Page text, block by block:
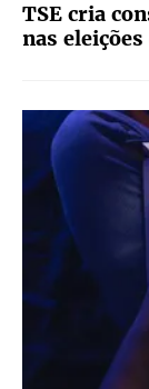
TSE cria
nas